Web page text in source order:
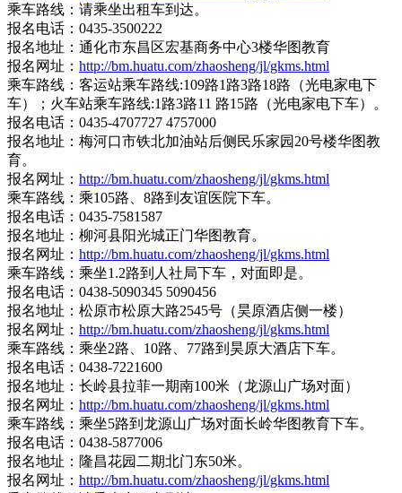
乘车路线：请乘坐出租车到达。
报名电话：0435-3500222
报名地址：通化市东昌区宏基商务中心3楼华图教育
报名网址： http://bm.huatu.com/zhaosheng/jl/gkms.html
乘车路线：客运站乘车路线:109路1路3路18路（光电家电下
车）；火车站乘车路线:1路3路11 路15路（光电家电下车）。
报名电话：0435-4707727 4757000
报名地址：梅河口市铁北加油站后侧民乐家园20号楼华图教
育。
报名网址： http://bm.huatu.com/zhaosheng/jl/gkms.html
乘车路线：乘105路、8路到友谊医院下车。
报名电话：0435-7581587
报名地址：柳河县阳光城正门华图教育。
报名网址： http://bm.huatu.com/zhaosheng/jl/gkms.html
乘车路线：乘坐1.2路到人社局下车，对面即是。
报名电话：0438-5090345 5090456
报名地址：松原市松原大路2545号（昊原酒店侧一楼）
报名网址： http://bm.huatu.com/zhaosheng/jl/gkms.html
乘车路线：乘坐2路、10路、77路到昊原大酒店下车。
报名电话：0438-7221600
报名地址：长岭县拉菲一期南100米（龙源山广场对面）
报名网址： http://bm.huatu.com/zhaosheng/jl/gkms.html
乘车路线：乘坐5路到龙源山广场对面长岭华图教育下车。
报名电话：0438-5877006
报名地址：隆昌花园二期北门东50米。
报名网址： http://bm.huatu.com/zhaosheng/jl/gkms.html